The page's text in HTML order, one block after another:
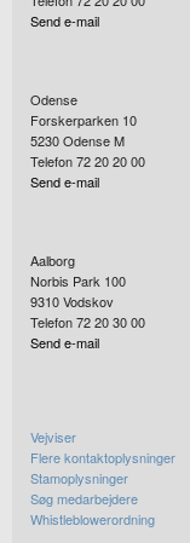
Send e-mail
Odense
Forskerparken 10
5230Odense M
Telefon 72 20 20 00
Send e-mail
Aalborg
Norbis Park 100
9310Vodskov
Telefon 72 20 30 00
Send e-mail
Vejviser
Flere kontaktoplysninger
Stamoplysninger
Søg medarbejdere
Whistleblowerordning